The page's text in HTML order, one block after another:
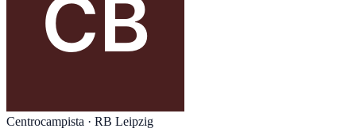
Centrocampista · RB Leipzig